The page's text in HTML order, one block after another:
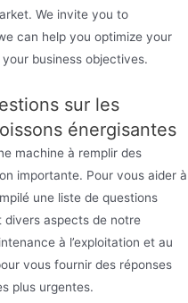
We invite you to
can help you optimize your
business objectives.
sur les
énergisantes
machine à remplir des
importante. Pour vous aider à
une liste de questions
divers aspects de notre
à l’exploitation et au
vous fournir des réponses
plus urgentes.